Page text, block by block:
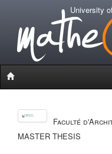
University
Faculté
MASTER THESIS